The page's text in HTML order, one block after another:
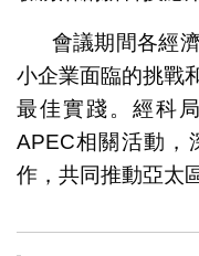
會議期間各經
小企業面臨的挑戰
最佳實踐。經科
APEC相關活動，
作，共同推動亞太